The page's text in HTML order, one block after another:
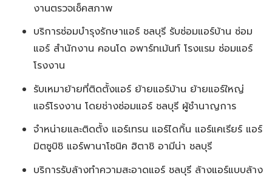
งานตรวจเช็คสภาพ
บริการซ่อมบำรุงรักษาแอร์ ชลบุรี รับซ่อมแอร์บ้าน ซ่อม
แอร์ สำนักงาน คอนโด อพาร์ทเม้นท์ โรงแรม ซ่อมแอร์
โรงงาน
รับเหมาย้ายที่ติดตั้งแอร์ ย้ายแอร์บ้าน ย้ายแอร์ใหญ่
แอร์โรงงาน โดยช่างซ่อมแอร์ ชลบุรี ผู้ชำนาญการ
จำหน่ายและติดตั้ง แอร์เทรน แอร์ไดกิ้น แอร์แคเรียร์ แอร์
มิตซูบิชิ แอร์พานาโซนิค ฮิตาชิ อามีน่า ชลบุรี
บริการรับล้างทำความสะอาดแอร์ ชลบุรี ล้างแอร์แบบล้าง